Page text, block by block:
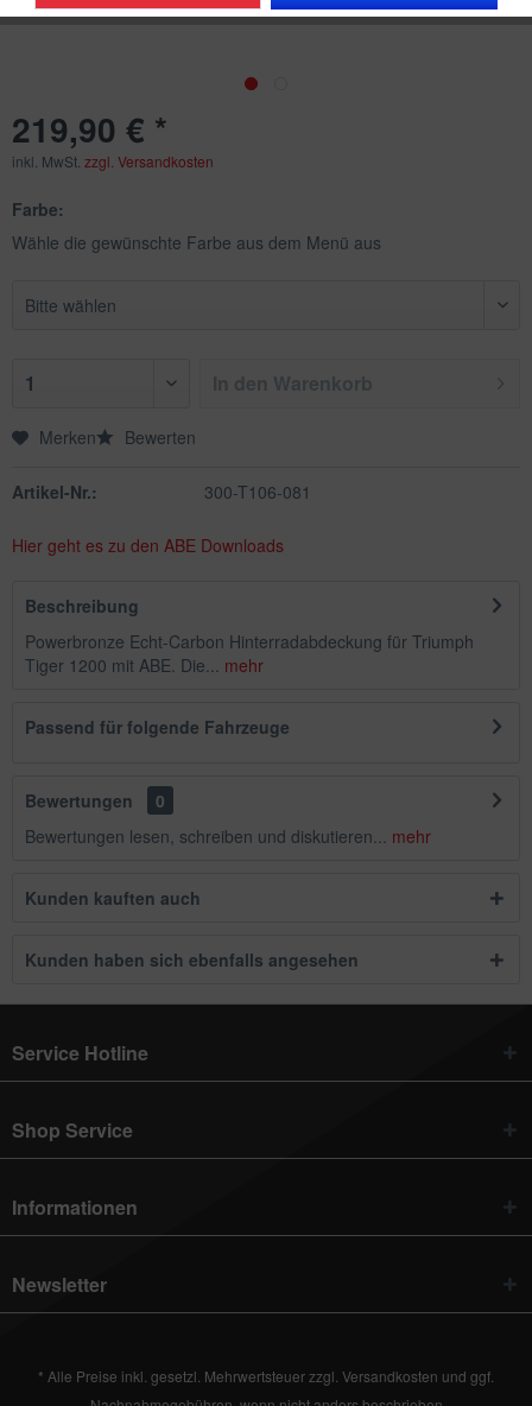
219,90 € *
inkl. MwSt. zzgl. Versandkosten
Farbe:
Wähle die gewünschte Farbe aus dem Menü aus
Merken Bewerten
Artikel-Nr.: 300-T106-081
Hier geht es zu den ABE Downloads
Beschreibung
Powerbronze Echt-Carbon Hinterradabdeckung für Triumph
Tiger 1200 mit ABE. Die... mehr
Passend für folgende Fahrzeuge
Bewertungen
0
Bewertungen lesen, schreiben und diskutieren... mehr
Kunden kauften auch
Kunden haben sich ebenfalls angesehen
Service Hotline
Shop Service
Informationen
Newsletter
* Alle Preise inkl. gesetzl. Mehrwertsteuer zzgl. Versandkosten und ggf.